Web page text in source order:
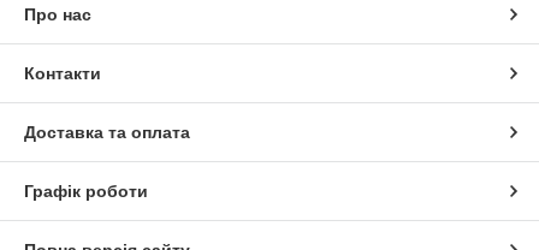
Про нас
Контакти
Доставка та оплата
Графік роботи